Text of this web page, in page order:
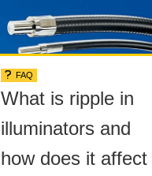
FAQ
What is ripple in
illuminators and
how does it affect